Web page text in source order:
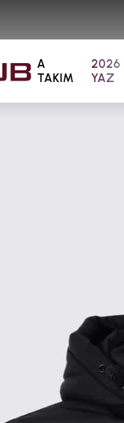
A
TAKIM
2026
YAZ